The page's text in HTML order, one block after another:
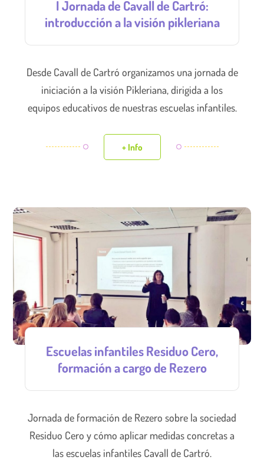
I Jornada de Cavall de Cartró:
introducción a la visión pikleriana
Desde Cavall de Cartró organizamos una jornada de
iniciación a la visión Pikleriana, dirigida a los
equipos educativos de nuestras escuelas infantiles.
+ Info
Escuelas infantiles Residuo Cero,
formación a cargo de Rezero
Jornada de formación de Rezero sobre la sociedad
Residuo Cero y cómo aplicar medidas concretas a
las escuelas infantiles Cavall de Cartró.